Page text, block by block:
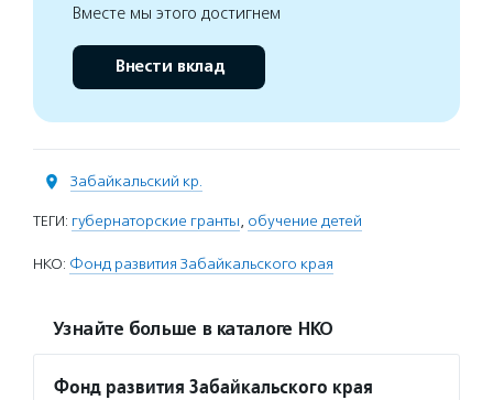
Вместе мы этого достигнем
Внести вклад
Забайкальский кр.
ТЕГИ: губернаторские гранты, обучение детей
НКО: Фонд развития Забайкальского края
Узнайте больше в каталоге НКО
Фонд развития Забайкальского края